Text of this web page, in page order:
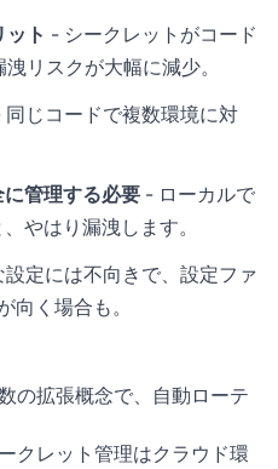
ト - シークレットがコード
リスクが大幅に減少。
同じコードで複数環境に対
管理する必要 - ローカルで
やはり漏洩します。
定には不向きで、設定ファ
向く場合も。
の拡張概念で、自動ローテ
クレット管理はクラウド環